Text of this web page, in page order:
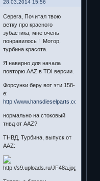
28.03.2014 15:56
Серега, Почитал твою
ветку про красного
зубастика, мне очень
понравилось ! Мотор,
турбина красота.
Я наверно для начала
повторю AAZ в TDI версии.
Форсунки беру вот эти 158-
е:
http://www.hansdieselparts.com/
нормально на стоковый
тнвд от AAZ?
ТНВД, Турбина, выпуск от
AAZ: